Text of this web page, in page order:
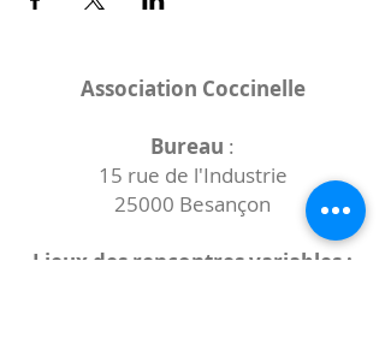
Association Coccinelle
Bureau :
15 rue de l'Industrie
25000 Besançon
Lieux des rencontres variables :